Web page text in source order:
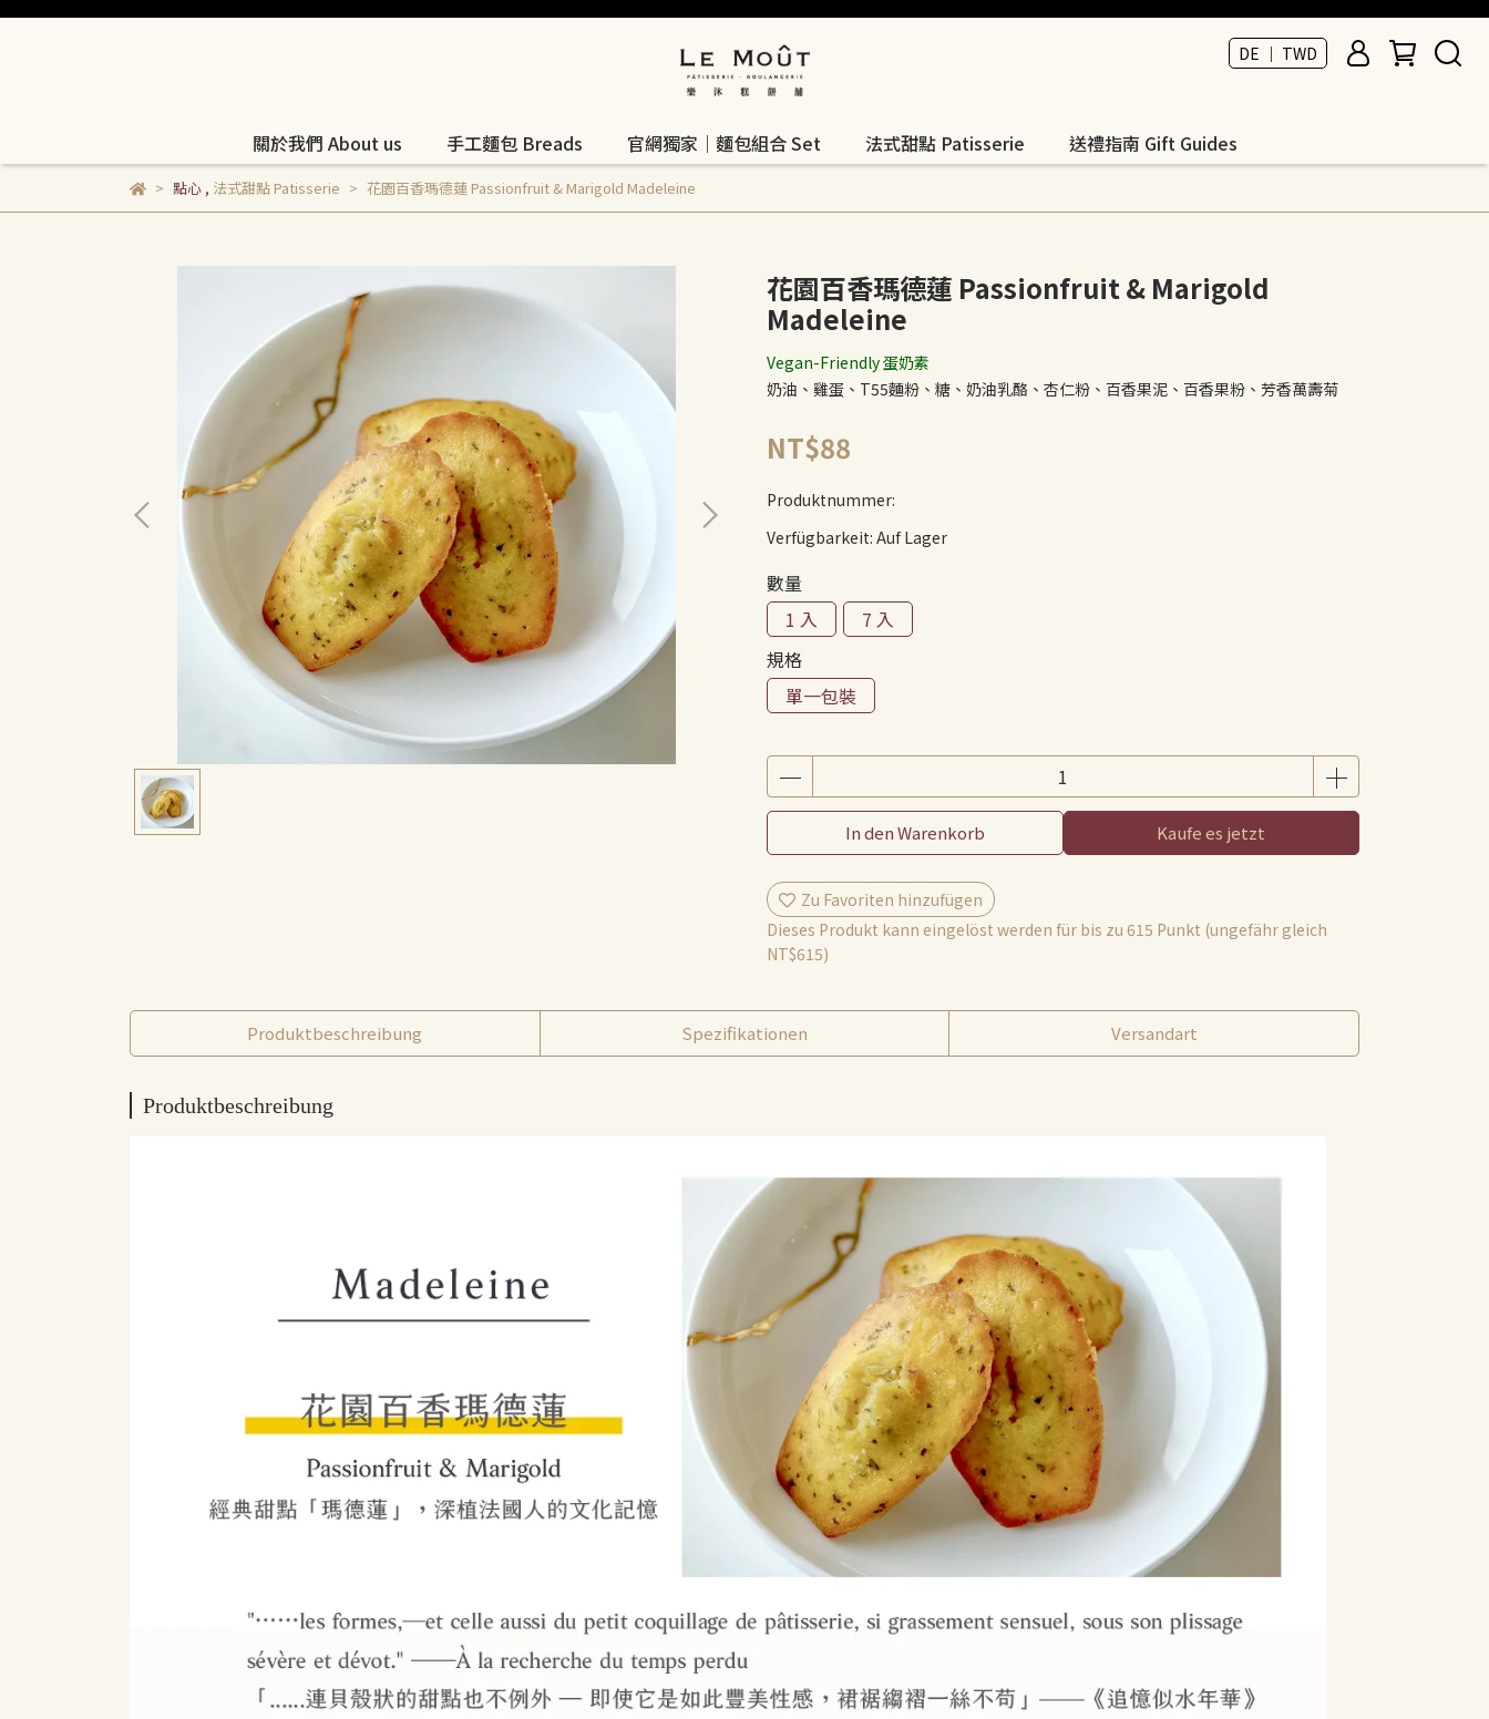
DE ｜ TWD
關於我們 About us 手工麵包 Breads 官網獨家｜麵包組合 Set 法式甜點 Patisserie 送禮指南 Gift Guides
點心, 法式甜點 Patisserie 花園百香瑪德蓮 Passionfruit & Marigold Madeleine
花園百香瑪德蓮 Passionfruit & Marigold
Madeleine
Vegan-Friendly 蛋奶素
奶油、雞蛋、T55麵粉、糖、奶油乳酪、杏仁粉、百香果泥、百香果粉、芳香萬壽菊
NT$88
Produktnummer:
Verfügbarkeit: Auf Lager
數量
1 入
7 入
規格
單一包裝
In den Warenkorb Kaufe es jetzt
Zu Favoriten hinzufügen
Dieses Produkt kann eingelöst werden für bis zu 615 Punkt (ungefähr gleich
NT$615)
Produktbeschreibung Spezifikationen Versandart
Produktbeschreibung